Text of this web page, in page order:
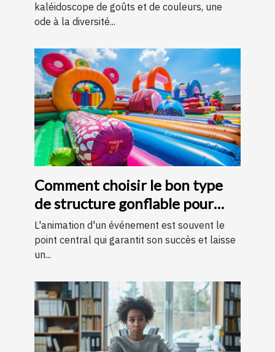
kaléidoscope de goûts et de couleurs, une
ode à la diversité...
Comment choisir le bon type
de structure gonflable pour
votre événement
L'animation d'un événement est souvent le
point central qui garantit son succès et laisse
un...